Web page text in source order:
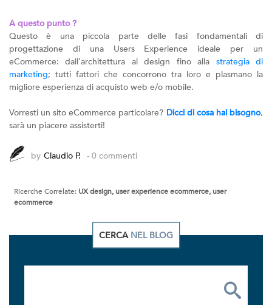
A questo punto ?
Questo è una piccola parte delle fasi fondamentali di
progettazione di una Users Experience ideale per un
eCommerce: dall’architettura al design fino alla strategia di
marketing; tutti fattori che concorrono tra loro e plasmano la
migliore esperienza di acquisto web e/o mobile.
Vorresti un sito eCommerce particolare? Dicci di cosa hai bisogno,
sarà un piacere assisterti!
by Claudio P. - 0 commenti
Ricerche Correlate: UX design, user experience ecommerce, user
ecommerce
CERCA NEL BLOG